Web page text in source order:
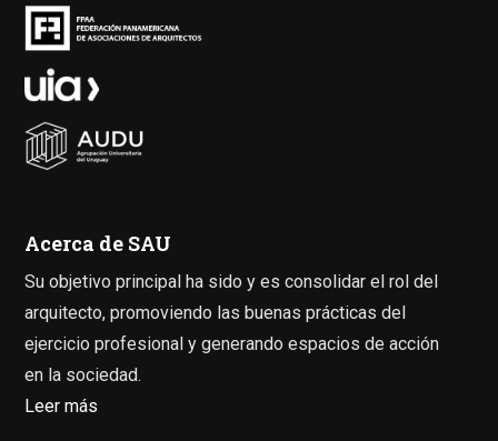
Acerca de SAU
Su objetivo principal ha sido y es consolidar el rol del
arquitecto, promoviendo las buenas prácticas del
ejercicio profesional y generando espacios de acción
en la sociedad.
Leer más